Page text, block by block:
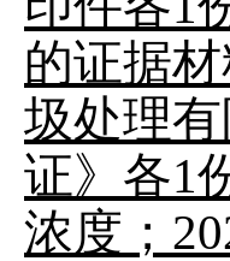
的证据
圾处理有
证》各1
浓度；